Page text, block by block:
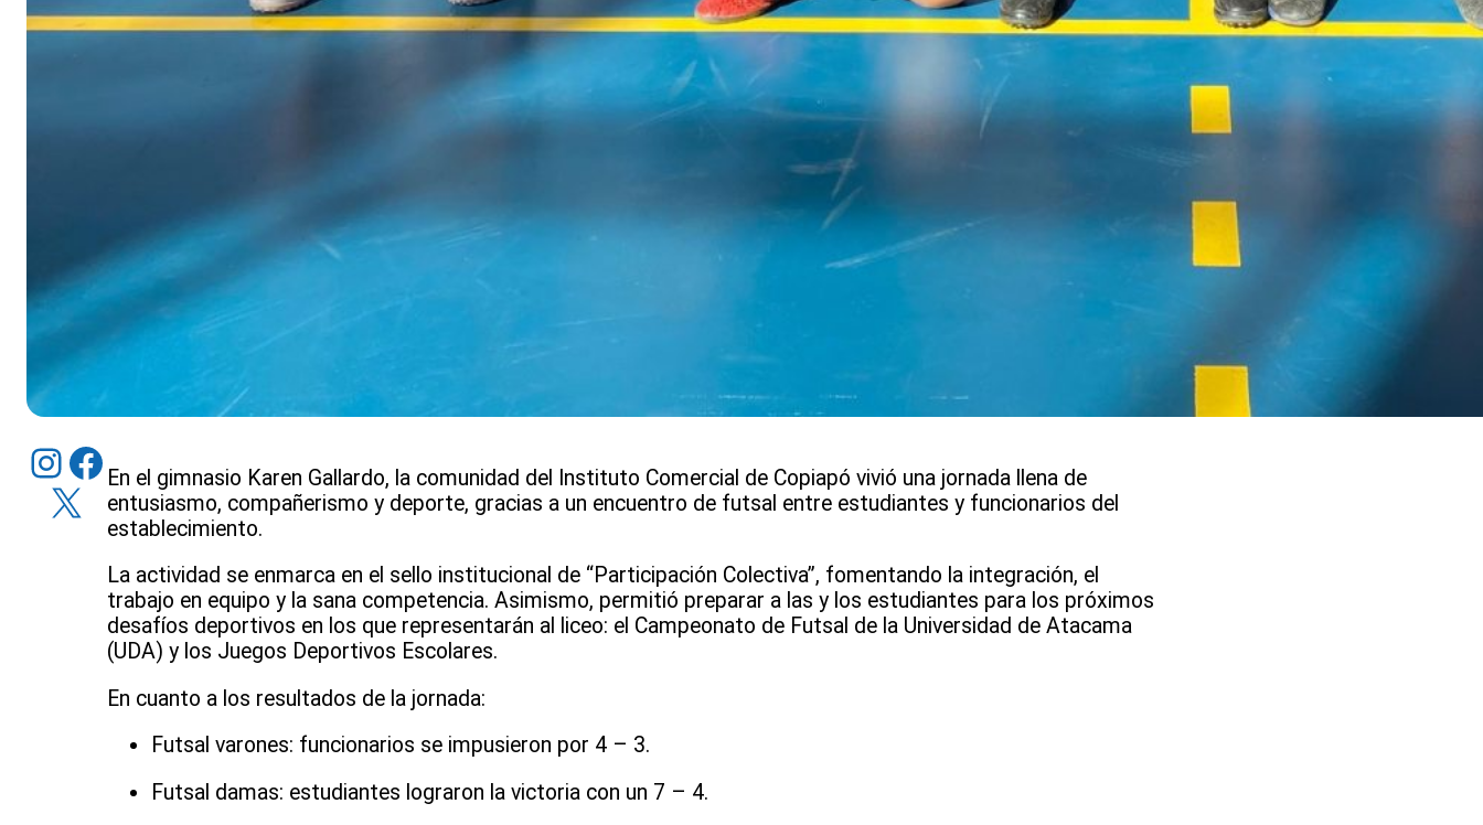
Instagram Facebook
X
En el gimnasio Karen Gallardo, la comunidad del Instituto Comercial de Copiapó vivió una jornada llena de
entusiasmo, compañerismo y deporte, gracias a un encuentro de futsal entre estudiantes y funcionarios del
establecimiento.
La actividad se enmarca en el sello institucional de “Participación Colectiva”, fomentando la integración, el
trabajo en equipo y la sana competencia. Asimismo, permitió preparar a las y los estudiantes para los próximos
desafíos deportivos en los que representarán al liceo: el Campeonato de Futsal de la Universidad de Atacama
(UDA) y los Juegos Deportivos Escolares.
En cuanto a los resultados de la jornada:
Futsal varones: funcionarios se impusieron por 4 – 3.
Futsal damas: estudiantes lograron la victoria con un 7 – 4.